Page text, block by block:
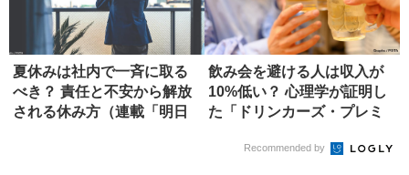
夏休みは社内で一斉に取る
べき？ 責任と不安から解放
される休み方（連載「明日
飲み会を避ける人は収入が
10%低い？ 心理学が証明し
た「ドリンカーズ・プレミ
Recommended by